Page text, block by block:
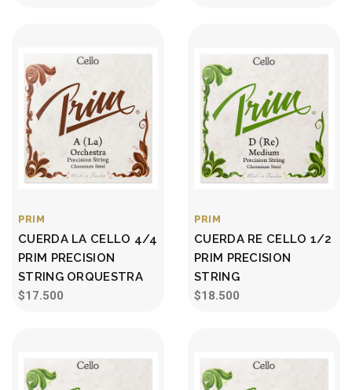
PRIM
CUERDA LA CELLO 4/4
PRIM PRECISION
STRING ORQUESTRA
$17.500
PRIM
CUERDA RE CELLO 1/2
PRIM PRECISION
STRING
$18.500